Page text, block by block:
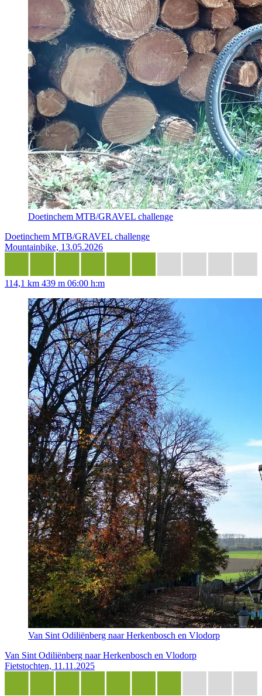
Doetinchem MTB/GRAVEL challenge
Doetinchem MTB/GRAVEL challenge
Mountainbike, 13.05.2026
114,1 km 439 m 06:00 h:m
Van Sint Odiliënberg naar Herkenbosch en Vlodorp
Van Sint Odiliënberg naar Herkenbosch en Vlodorp
Fietstochten, 11.11.2025